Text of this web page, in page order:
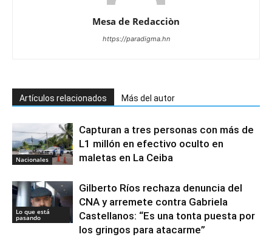
Mesa de Redacciòn
https://paradigma.hn
Artículos relacionados Más del autor
Nacionales
Capturan a tres personas con más de
L1 millón en efectivo oculto en
maletas en La Ceiba
Lo que está
pasando
Gilberto Ríos rechaza denuncia del
CNA y arremete contra Gabriela
Castellanos: “Es una tonta puesta por
los gringos para atacarme”